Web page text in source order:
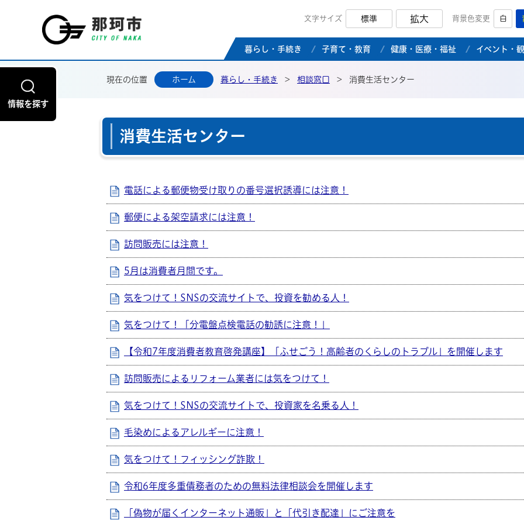
那珂市公式ホームページ
文字サイズ 標準 拡大 背景色変更 白
暮らし・手続き 子育て・教育 健康・医療・福祉 イベント・
情報を探す
現在の位置 ホーム 暮らし・手続き > 相談窓口 > 消費生活センター
消費生活センター
電話による郵便物受け取りの番号選択誘導には注意！
郵便による架空請求には注意！
訪問販売には注意！
5月は消費者月間です。
気をつけて！SNSの交流サイトで、投資を勧める人！
気をつけて！「分電盤点検電話の勧誘に注意！」
【令和7年度消費者教育啓発講座】「ふせごう！高齢者のくらしのトラブル」を開催します
訪問販売によるリフォーム業者には気をつけて！
気をつけて！SNSの交流サイトで、投資家を名乗る人！
毛染めによるアレルギーに注意！
気をつけて！フィッシング詐欺！
令和6年度多重債務者のための無料法律相談会を開催します
「偽物が届くインターネット通販」と「代引き配達」にご注意を